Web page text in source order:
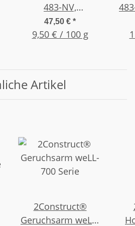
483-NV,
niederviskos /
dünnflüssig 500g
47,50 € *
9,50 € / 100 g
Artikel
2Construct®
Geruchsarm weLL-